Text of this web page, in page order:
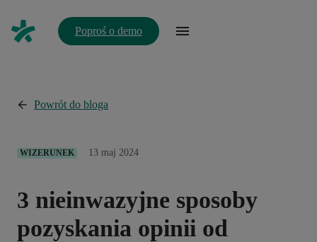
Poproś o demo
Powrót do bloga
WIZERUNEK 13 maj 2024
3 nieinwazyjne sposoby
pozyskania opinii od